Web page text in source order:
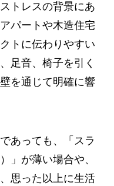
トレスの背景にあ
パートや木造住宅
トに伝わりやすい
足音、椅子を引く
を通じて明確に響
あっても、「スラ
」が薄い場合や、
思った以上に生活